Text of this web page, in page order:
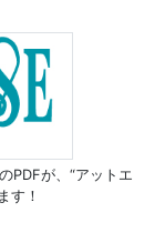
PDFが、 “アットエ
す！